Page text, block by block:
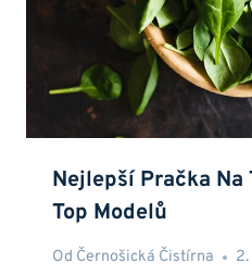
Nejlepší Pračka Na
Top Modelů
Od Černošická Čistírna